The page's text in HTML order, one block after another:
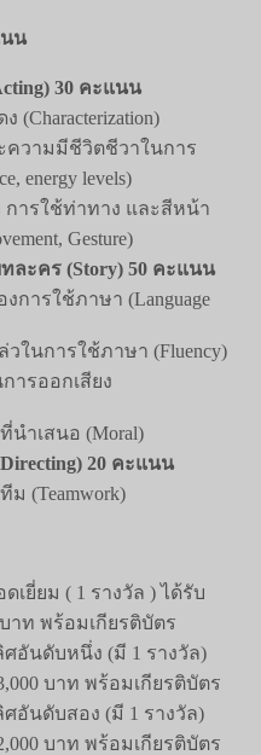
น
30 คะแนน
(Characterization)
ความมีชีวิตชีวาในการ
energy levels)
การใช้ท่าทาง และสีหน้า
Gesture)
ละคร (Story) 50 คะแนน
การใช้ภาษา (Language
ในการใช้ภาษา (Fluency)
ารออกเสียง
นำเสนอ (Moral)
20 คะแนน
ม (Teamwork)
เยี่ยม ( 1 รางวัล ) ได้รับ
บาท พร้อมเกียรติบัตร
ศอันดับหนึ่ง (มี 1 รางวัล)
บาท พร้อมเกียรติบัตร
ศอันดับสอง (มี 1 รางวัล)
บาท พร้อมเกียรติบัตร